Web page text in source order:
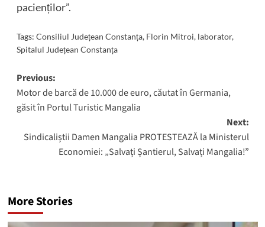
pacienților”.
Tags: Consiliul Județean Constanța, Florin Mitroi, laborator,
Spitalul Județean Constanța
Post
navigation
Previous:
Motor de barcă de 10.000 de euro, căutat în Germania,
găsit în Portul Turistic Mangalia
Next:
Sindicaliștii Damen Mangalia PROTESTEAZĂ la Ministerul
Economiei: „Salvați Șantierul, Salvați Mangalia!”
More Stories